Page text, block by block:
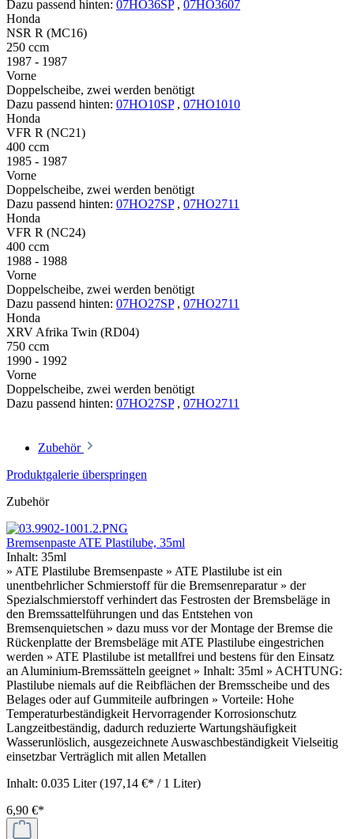
Dazu passend hinten: 07HO36SP , 07HO3607
Honda
NSR R (MC16)
250 ccm
1987 - 1987
Vorne
Doppelscheibe, zwei werden benötigt
Dazu passend hinten: 07HO10SP , 07HO1010
Honda
VFR R (NC21)
400 ccm
1985 - 1987
Vorne
Doppelscheibe, zwei werden benötigt
Dazu passend hinten: 07HO27SP , 07HO2711
Honda
VFR R (NC24)
400 ccm
1988 - 1988
Vorne
Doppelscheibe, zwei werden benötigt
Dazu passend hinten: 07HO27SP , 07HO2711
Honda
XRV Afrika Twin (RD04)
750 ccm
1990 - 1992
Vorne
Doppelscheibe, zwei werden benötigt
Dazu passend hinten: 07HO27SP , 07HO2711
Zubehör
Produktgalerie überspringen
Zubehör
Bremsenpaste ATE Plastilube, 35ml
Inhalt: 35ml
» ATE Plastilube Bremsenpaste » ATE Plastilube ist ein
unentbehrlicher Schmierstoff für die Bremsenreparatur » der
Spezialschmierstoff verhindert das Festrosten der Bremsbeläge in
den Bremssattelführungen und das Entstehen von
Bremsenquietschen » dazu muss vor der Montage der Bremse die
Rückenplatte der Bremsbeläge mit ATE Plastilube eingestrichen
werden » ATE Plastilube ist metallfrei und bestens für den Einsatz
an Aluminium-Bremssätteln geeignet » Inhalt: 35ml » ACHTUNG:
Plastilube niemals auf die Reibflächen der Bremsscheibe und des
Belages oder auf Gummiteile aufbringen » Vorteile: Hohe
Temperaturbeständigkeit Hervorragender Korrosionschutz
Langzeitbeständig, dadurch reduzierte Wartungshäufigkeit
Wasserunlöslich, ausgezeichnete Auswaschbeständigkeit Vielseitig
einsetzbar Verträglich mit allen Metallen
Inhalt: 0.035 Liter(197,14 €* / 1 Liter)
6,90 €*